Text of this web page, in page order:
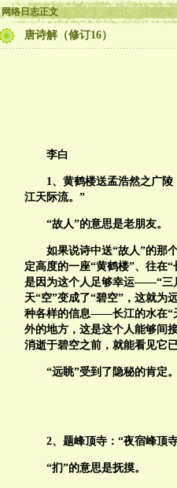
网络日志正文
唐诗解（修订16）
李白
1、 黄鹤楼送孟浩然之广
江天际流。”
“故人”的意思是老朋友。
如果说诗中送“故人”的那
定高度的一座“黄鹤楼”、往在
是因为这个人足够幸运——“三
天“空”变成了“碧空”，这就为
种各样的信息——长江的水在“
外的地方，这是这个人能够间
消逝于碧空之前，就能看见它
“远眺”受到了隐秘的肯定。
2、题峰顶寺：“夜宿峰顶
“扪”的意思是抚摸。